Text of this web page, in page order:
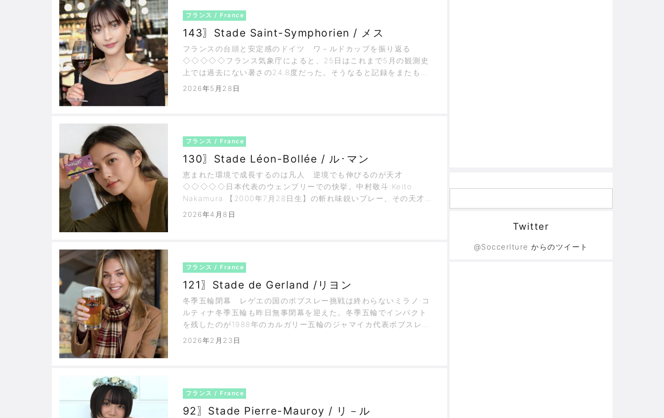
フランス / France
143〗Stade Saint-Symphorien / メス
フランスの台頭と安定感のドイツ ワ－ルドカップを振り返る
◇◇◇◇◇フランス気象庁によると、25日はこれまで5月の観測史
上では過去にない暑さの24.8度だった。そうなると記録をまたも更
新する猛暑が予想される今夏。お隣ドイツではビ－ルの消費量が増
2026年5月28日
フランス / France
130〗Stade Léon-Bollée / ル･マン
恵まれた環境で成長するのは凡人 逆境でも伸びるのが天才
◇◇◇◇◇日本代表のウェンブリーでの快挙。中村敬斗:Keito
Nakamura 【2000年7月28日生】の斬れ味鋭いプレー、その天才ぶ
りに目を見張った。天才と言う言葉は好きではないが使いたくもな
2026年4月8日
フランス / France
121〗Stade de Gerland /リヨン
冬季五輪閉幕 レゲエの国のボブスレー挑戦は終わらないミラノ·コ
ルティナ冬季五輪も昨日無事閉幕を迎えた。冬季五輪でインパクト
を残したのが1988年のカルガリー五輪のジャマイカ代表ボブスレー
チーム。正直に言えばこの大会を観戦しておらず、五年後に公開さ
2026年2月23日
フランス / France
92〗Stade Pierre-Mauroy / リ－ル
Twitter
@Soccerlture からのツイート